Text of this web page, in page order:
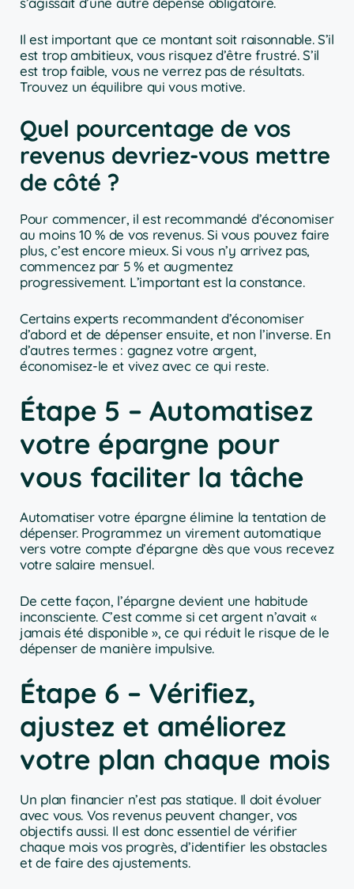
Il est important que ce montant soit raisonnable. S’il
est trop ambitieux, vous risquez d’être frustré. S’il
est trop faible, vous ne verrez pas de résultats.
Trouvez un équilibre qui vous motive.
Quel pourcentage de vos
revenus devriez-vous mettre
de côté ?
Pour commencer, il est recommandé d’économiser
au moins 10 % de vos revenus. Si vous pouvez faire
plus, c’est encore mieux. Si vous n’y arrivez pas,
commencez par 5 % et augmentez
progressivement. L’important est la constance.
Certains experts recommandent d’économiser
d’abord et de dépenser ensuite, et non l’inverse. En
d’autres termes : gagnez votre argent,
économisez-le et vivez avec ce qui reste.
Étape 5 – Automatisez
votre épargne pour
vous faciliter la tâche
Automatiser votre épargne élimine la tentation de
dépenser. Programmez un virement automatique
vers votre compte d’épargne dès que vous recevez
votre salaire mensuel.
De cette façon, l’épargne devient une habitude
inconsciente. C’est comme si cet argent n’avait «
jamais été disponible », ce qui réduit le risque de le
dépenser de manière impulsive.
Étape 6 – Vérifiez,
ajustez et améliorez
votre plan chaque mois
Un plan financier n’est pas statique. Il doit évoluer
avec vous. Vos revenus peuvent changer, vos
objectifs aussi. Il est donc essentiel de vérifier
chaque mois vos progrès, d’identifier les obstacles
et de faire des ajustements.